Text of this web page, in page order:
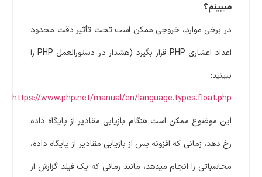
میبینم؟
در برخی موارد، خروجی ممکن است تحت تأثیر دقت محدود
اعداد اعشاری PHP قرار بگیرد (هشدار در دستورالعمل PHP را
ببینید:
https://www.php.net/manual/en/language.types.float.php
این موضوع ممکن است هنگام بازیابی مقادیر از پایگاه داده
رخ دهد، زمانی که افزونه پس از بازیابی مقادیر از پایگاه داده،
محاسباتی را انجام میدهد، مانند زمانی که یک فیلد گزارش از